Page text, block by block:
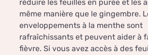
réduire les feuilles en purée et les
même manière que le gingembre.
enveloppements à la menthe sont
rafraîchissants et peuvent aider à
fièvre. Si vous avez accès à des